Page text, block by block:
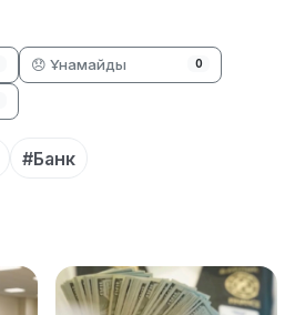
😞 Ұнамайды 0
#Банк